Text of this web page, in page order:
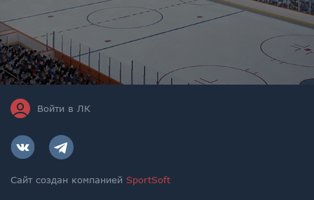
Войти в ЛК
Сайт создан компанией SportSoft